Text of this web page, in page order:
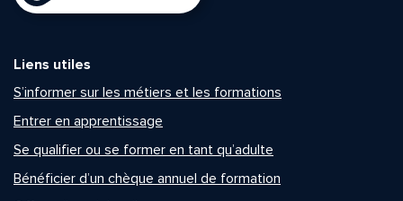
Liens utiles
S’informer sur les métiers et les formations
Entrer en apprentissage
Se qualifier ou se former en tant qu’adulte
Bénéficier d’un chèque annuel de formation